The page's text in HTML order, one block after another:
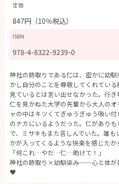
定価
847円（10％税込）
ISBN
978-4-8322-9239-0
神社の跡取りである仁は、密かに幼
かし自分のことを尊敬してくれてい
見ているとは言い出せなかった。行き
仁を見かねた大学の先輩から大人の
ャの中はキツくてぎゅうぎゅう吸い
のナカにいるようだった。仁があり
で、ミサキもまた苦しんでいた。誰
かが入ってくるような快楽を感じたか
「何これ…やだ…仁…助けて！」
神社の跡取り×幼馴染み──心と体が
♥